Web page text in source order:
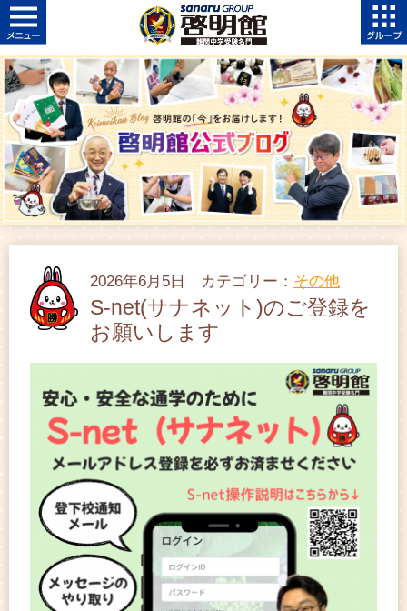
2026年6月5日 カテゴリー： その他
S-net(サナネット)のご登録を
お願いします